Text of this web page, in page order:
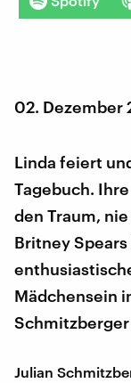
02. Dezember
Linda feiert
Tagebuch.
den Traum,
Britney
Mädchensein
Julian